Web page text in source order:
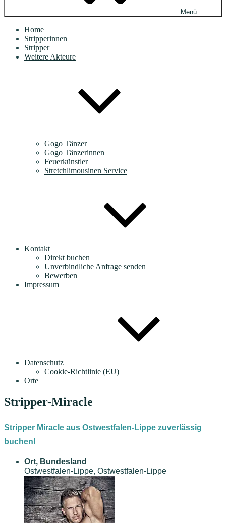
Menü
Home
Stripperinnen
Stripper
Weitere Akteure
Gogo Tänzer
Gogo Tänzerinnen
Feuerkünstler
Stretchlimousinen Service
Kontakt
Direkt buchen
Unverbindliche Anfrage senden
Bewerben
Impressum
Datenschutz
Cookie-Richtlinie (EU)
Orte
Stripper-Miracle
Stripper Miracle aus Ostwestfalen-Lippe zuverlässig
buchen!
Ort, Bundesland
Ostwestfalen-Lippe, Ostwestfalen-Lippe